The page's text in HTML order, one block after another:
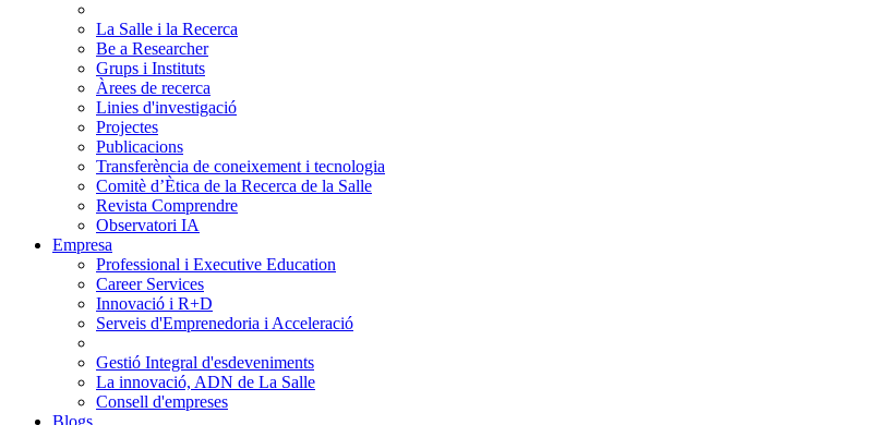
La Salle i la Recerca
Be a Researcher
Grups i Instituts
Àrees de recerca
Linies d'investigació
Projectes
Publicacions
Transferència de coneixement i tecnologia
Comitè d’Ètica de la Recerca de la Salle
Revista Comprendre
Observatori IA
Empresa
Professional i Executive Education
Career Services
Innovació i R+D
Serveis d'Emprenedoria i Acceleració
Gestió Integral d'esdeveniments
La innovació, ADN de La Salle
Consell d'empreses
Blogs